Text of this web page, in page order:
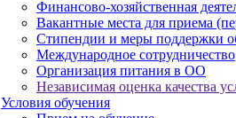
Финансово-хозяйственная
Вакантные места для приема
Стипендии и меры поддержки
Международное сотрудничество
Организация питания в ОО
Независимая оценка качества
Условия обучения